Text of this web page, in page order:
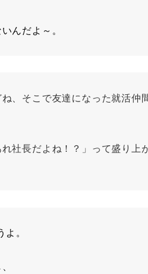
んだよ～。
、そこで友達になった就活
社長だよね！？」って盛り
。